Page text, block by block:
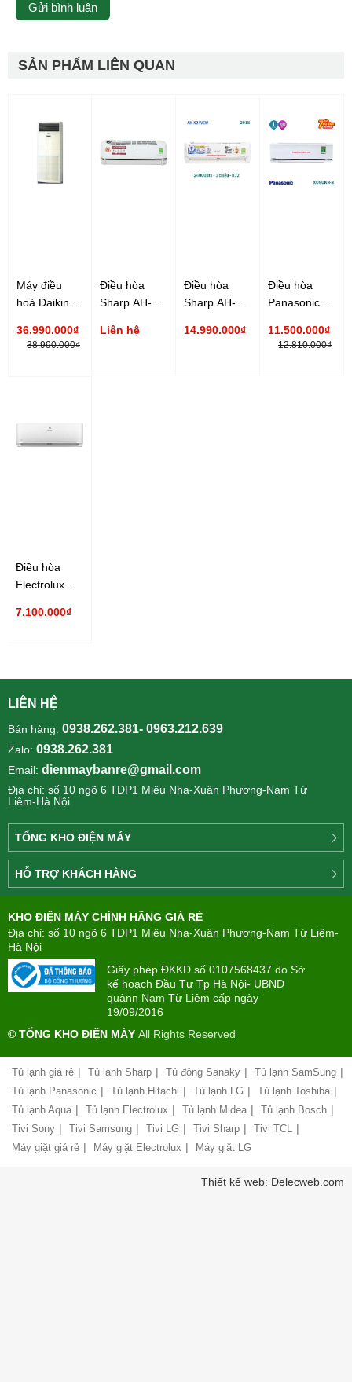
SẢN PHẨM LIÊN QUAN
Máy điều
hoà Daikin
36000 Btu, 1
36.990.000₫
38.990.000₫
Điều hòa
Sharp AH-
9000Btu 1
Liên hệ
Điều hòa
Sharp AH-
24000Btu 1
14.990.000₫
Điều hòa
Panasonic
chiều
11.500.000₫
12.810.000₫
Điều hòa
Electrolux
A3 9000Btu 1
7.100.000₫
LIÊN HỆ
Bán hàng: 0938.262.381- 0963.212.639
Zalo: 0938.262.381
Email: dienmaybanre@gmail.com
Địa chỉ: số 10 ngõ 6 TDP1 Miêu Nha-Xuân Phương-Nam Từ
Liêm-Hà Nội
TỔNG KHO ĐIỆN MÁY
Công
ty
Điện
TÂN
PHONG(8:00
-
22:00)
công
ty
Chính
sách
bảo
hành
vận
chuyển
HỖ TRỢ KHÁCH HÀNG
hiểu
về
mua
trả
góp
đổi
hóa
Chính
sách
nhận
KHO ĐIỆN MÁY CHÍNH HÃNG GIÁ RẺ
Địa chỉ: số 10 ngõ 6 TDP1 Miêu Nha-Xuân Phương-Nam Từ Liêm-
Hà Nội
Giấy phép ĐKKD số 0107568437 do Sở
kế hoạch Đầu Tư Tp Hà Nội- UBND
quậnn Nam Từ Liêm cấp ngày
19/09/2016
© TỔNG KHO ĐIỆN MÁY All Rights Reserved
Tủ lạnh giá rẻ | Tủ lạnh Sharp | Tủ đông Sanaky | Tủ lạnh SamSung |
Tủ lạnh Panasonic | Tủ lạnh Hitachi | Tủ lạnh LG | Tủ lạnh Toshiba |
Tủ lạnh Aqua | Tủ lạnh Electrolux | Tủ lạnh Midea | Tủ lạnh Bosch |
Tivi Sony | Tivi Samsung | Tivi LG | Tivi Sharp | Tivi TCL |
Máy giặt giá rẻ | Máy giặt Electrolux | Máy giặt LG
Thiết kế web: Delecweb.com